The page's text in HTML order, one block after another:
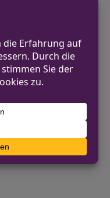
für Aufregung
BEITRAG
schnell
unter Kontrolle